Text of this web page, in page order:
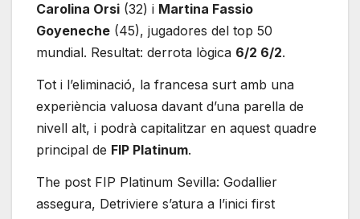
Carolina Orsi (32) i Martina Fassio
Goyeneche (45), jugadores del top 50
mundial. Resultat: derrota lògica 6/2 6/2.
Tot i l’eliminació, la francesa surt amb una
experiència valuosa davant d’una parella de
nivell alt, i podrà capitalitzar en aquest quadre
principal de FIP Platinum.
The post FIP Platinum Sevilla: Godallier
assegura, Detriviere s’atura a l’inici first